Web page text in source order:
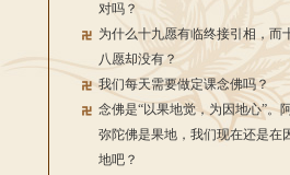
对吗？
为什么十九愿有临终接引相，而
八愿却没有？
我们每天需要做定课念佛吗？
念佛是“以果地觉，为因地心”。
弥陀佛是果地，我们现在还是在
地吧？